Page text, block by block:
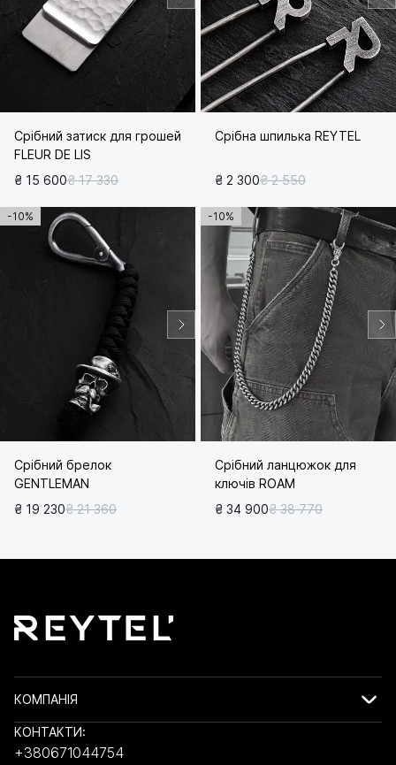
Срібний затиск для грошей
FLEUR DE LIS
₴ 15 600₴ 17 330
Срібна шпилька REYTEL
₴ 2 300₴ 2 550
-10%
Срібний брелок
GENTLEMAN
₴ 19 230₴ 21 360
-10%
Срібний ланцюжок для
ключів ROAM
₴ 34 900₴ 38 770
КОМПАНІЯ
КОНТАКТИ:
+380671044754